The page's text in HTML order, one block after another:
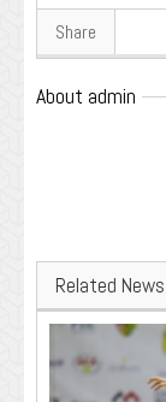
Share
About admin
Related News